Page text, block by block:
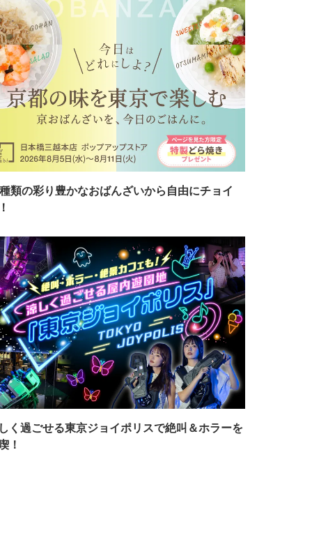
類の彩り豊かなおばんざいから自由にチョイ
く過ごせる東京ジョイポリスで絶叫＆ホラーを
！